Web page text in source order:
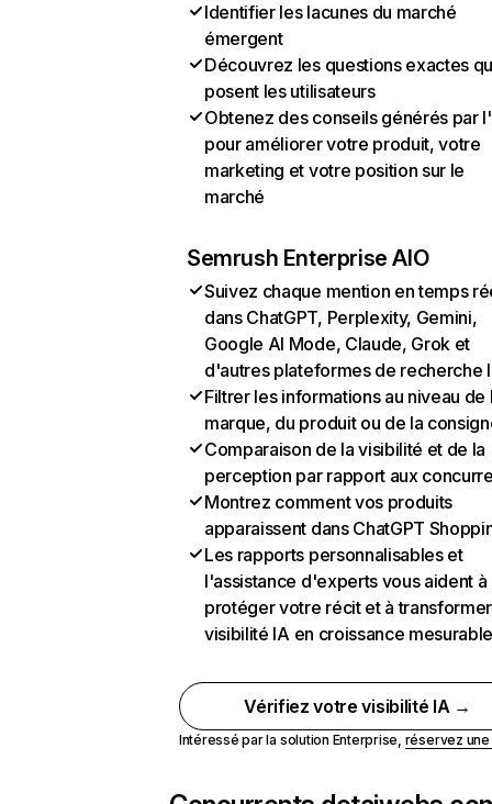
Identifier les lacunes du marché
émergent
Découvrez les questions exactes
posent les utilisateurs
Obtenez des conseils générés par
pour améliorer votre produit, votre
marketing et votre position sur le
marché
Semrush Enterprise AIO
Suivez chaque mention en temps
dans ChatGPT, Perplexity, Gemini,
Google AI Mode, Claude, Grok et
d'autres plateformes de recherche
Filtrer les informations au niveau de
marque, du produit ou de la
Comparaison de la visibilité et de la
perception par rapport aux
Montrez comment vos produits
apparaissent dans ChatGPT
Les rapports personnalisables et
l'assistance d'experts vous aident à
protéger votre récit et à
visibilité IA en croissance
Vérifiez votre visibilité IA →
Intéressé par la solution Enterprise, réservez